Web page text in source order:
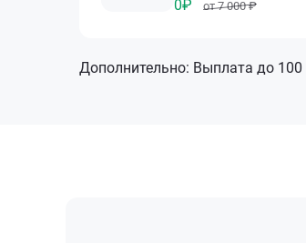
0₽
от 7 000 ₽
Дополнительно: Выплата до 100